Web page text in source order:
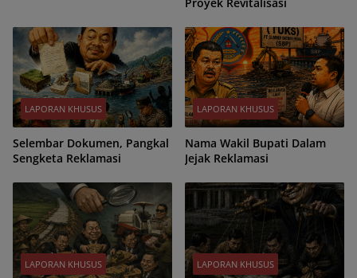
Proyek Revitalisasi
LAPORAN KHUSUS
Selembar Dokumen, Pangkal
Sengketa Reklamasi
LAPORAN KHUSUS
Nama Wakil Bupati Dalam
Jejak Reklamasi
LAPORAN KHUSUS LAPORAN KHUSUS